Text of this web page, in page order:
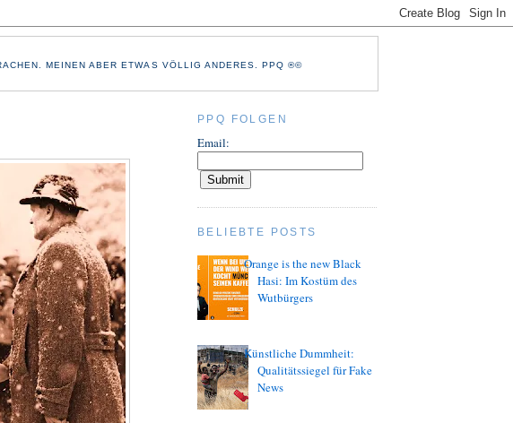
MEINEN ABER ETWAS VÖLLIG ANDERES. PPQ ®©
PPQ FOLGEN
Email:
BELIEBTE POSTS
Orange is the new Black
Hasi: Im Kostüm des
Wutbürgers
Künstliche Dummheit:
Qualitätssiegel für Fake
News